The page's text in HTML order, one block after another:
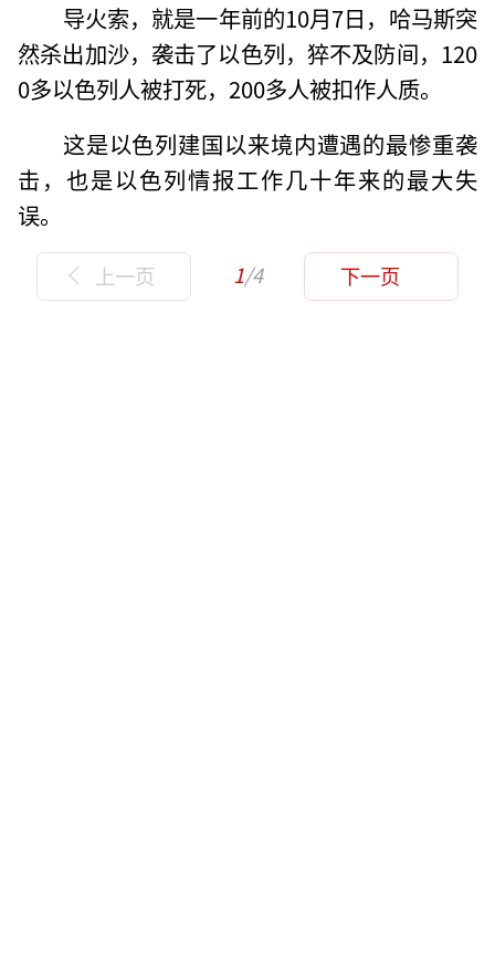
导火索，就是一年前的10月7日，哈马斯突
然杀出加沙，袭击了以色列，猝不及防间，120
0多以色列人被打死，200多人被扣作人质。
这是以色列建国以来境内遭遇的最惨重袭
击，也是以色列情报工作几十年来的最大失
误。
上一页 1/4 下一页